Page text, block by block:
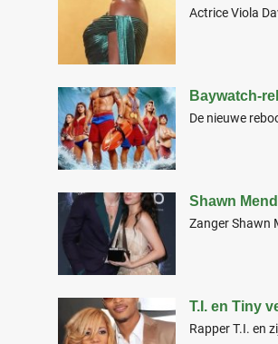
Actrice Viola
Baywatch-
De nieuwe
Shawn
Zanger Shawn
T.I. en Tiny
Rapper T.I. en